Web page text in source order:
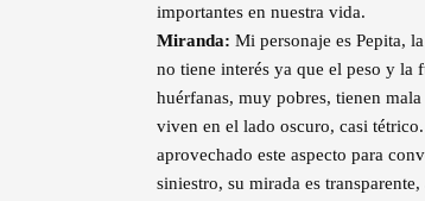
importantes en nuestra vida.
Miranda: Mi personaje es Pepita,
no tiene interés ya que el peso y la
huérfanas, muy pobres, tienen
viven en el lado oscuro, casi
aprovechado este aspecto para
siniestro, su mirada es